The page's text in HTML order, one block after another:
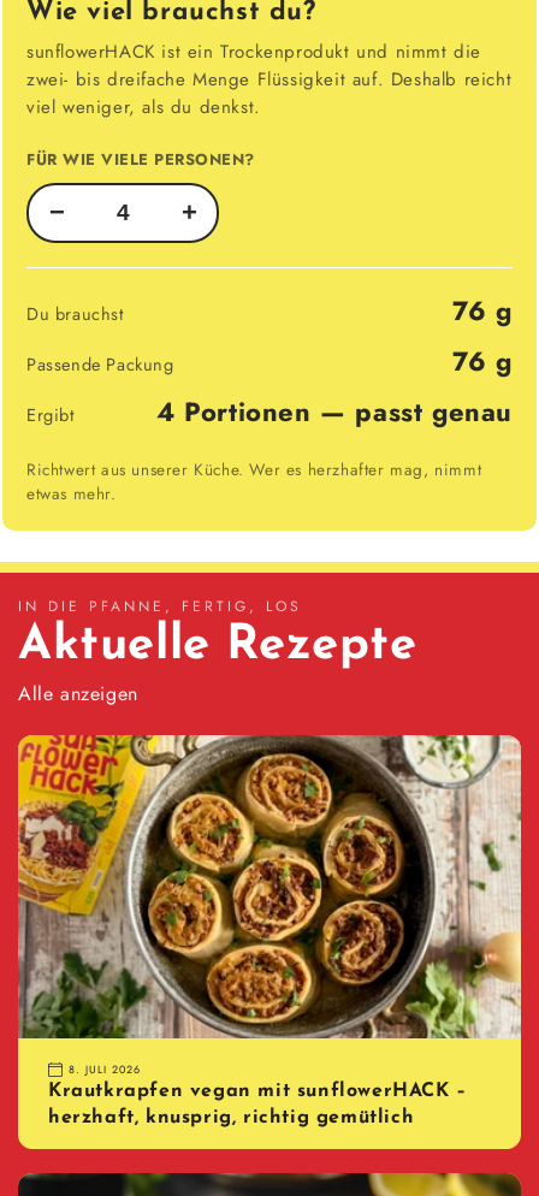
Wie viel brauchst du?
sunflowerHACK ist ein Trockenprodukt und nimmt die
zwei- bis dreifache Menge Flüssigkeit auf. Deshalb reicht
viel weniger, als du denkst.
FÜR WIE VIELE PERSONEN?
− +
Du brauchst 76 g
Passende Packung 76 g
Ergibt 4 Portionen — passt genau
Richtwert aus unserer Küche. Wer es herzhafter mag, nimmt
etwas mehr.
IN DIE PFANNE, FERTIG, LOS
Aktuelle Rezepte
Alle anzeigen
8. JULI 2026
Krautkrapfen vegan mit sunflowerHACK –
herzhaft, knusprig, richtig gemütlich